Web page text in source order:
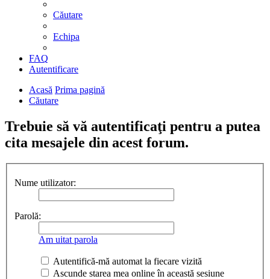
Căutare
Echipa
FAQ
Autentificare
Acasă Prima pagină
Căutare
Trebuie să vă autentificaţi pentru a putea
cita mesajele din acest forum.
Nume utilizator:
Parolă:
Am uitat parola
Autentifică-mă automat la fiecare vizită
Ascunde starea mea online în această sesiune